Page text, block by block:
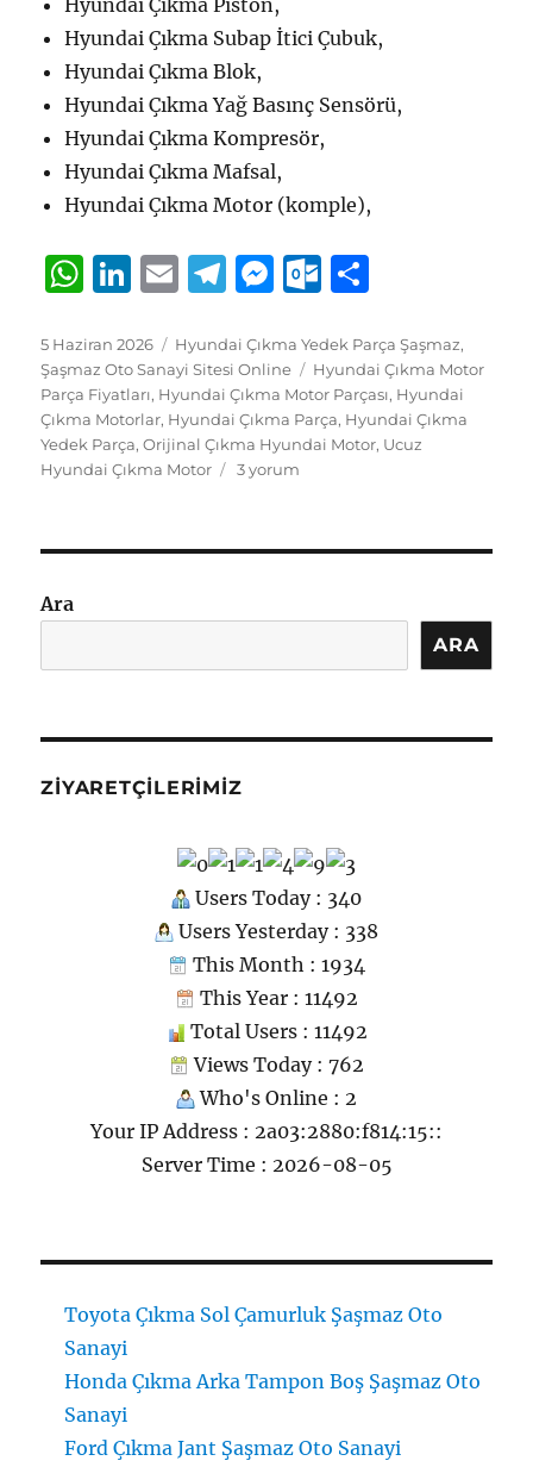
Hyundai Çıkma Piston,
Hyundai Çıkma Subap İtici Çubuk,
Hyundai Çıkma Blok,
Hyundai Çıkma Yağ Basınç Sensörü,
Hyundai Çıkma Kompresör,
Hyundai Çıkma Mafsal,
Hyundai Çıkma Motor (komple),
W
at
s
A
p
Li
k
e
d
I
E
ai
l
T
e
g
r
a
M
ss
e
n
g
O
tl
o
o
k.
o
a
re
Yayın
tarihi
5 Haziran 2026 Kategoriler
Hyundai Çıkma Yedek Parça Şaşmaz,
Şaşmaz Oto Sanayi Sitesi Online
Etiketler
Hyundai Çıkma Motor
Parça Fiyatları, Hyundai Çıkma Motor Parçası, Hyundai
Çıkma Motorlar, Hyundai Çıkma Parça, Hyundai Çıkma
Yedek Parça,Orijinal Çıkma Hyundai Motor, Ucuz
Hyundai Çıkma Motor
Hyundai
3 yorum
Ara
ARA
ZIYARETÇILERIMIZ
Users Today : 340
Users Yesterday : 338
This Month : 1934
This Year : 11492
Total Users : 11492
Views Today : 762
Who's Online : 2
Your IP Address : 2a03:2880:f814:15::
Server Time : 2026-08-05
Toyota Çıkma Sol Çamurluk Şaşmaz Oto
Sanayi
Honda Çıkma Arka Tampon Boş Şaşmaz Oto
Sanayi
Ford Çıkma Jant Şaşmaz Oto Sanayi